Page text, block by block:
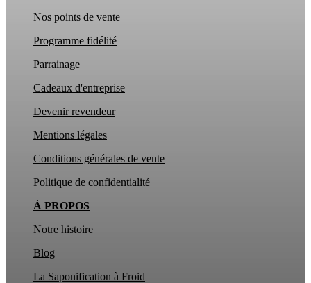
À PROPOS
Notre histoire
Blog
La Saponification à Froid
Nos points de vente
Programme fidélité
Parrainage
Cadeaux d'entreprise
Devenir revendeur
Mentions légales
Conditions générales de vente
Politique de confidentialité